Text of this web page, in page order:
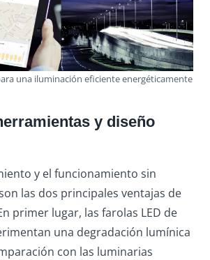
una iluminación eficiente energéticamente
y diseño
y el funcionamiento sin
las dos principales ventajas de
primer lugar, las farolas LED de
una degradación lumínica
con las luminarias